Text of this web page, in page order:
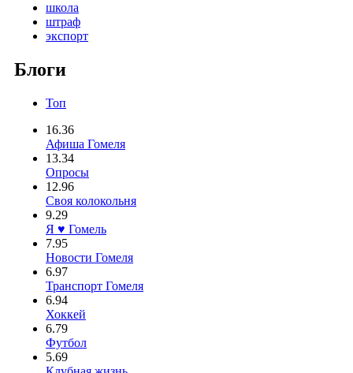
школа
штраф
экспорт
Блоги
Топ
16.36
Афиша Гомеля
13.34
Опросы
12.96
Своя колокольня
9.29
Я ♥ Гомель
7.95
Новости Гомеля
6.97
Транспорт Гомеля
6.94
Хоккей
6.79
Футбол
5.69